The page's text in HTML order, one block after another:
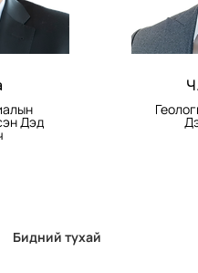
Дэд
Бидний тухай